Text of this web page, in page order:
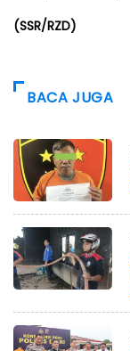
(SSR/RZD)
BACA JUGA